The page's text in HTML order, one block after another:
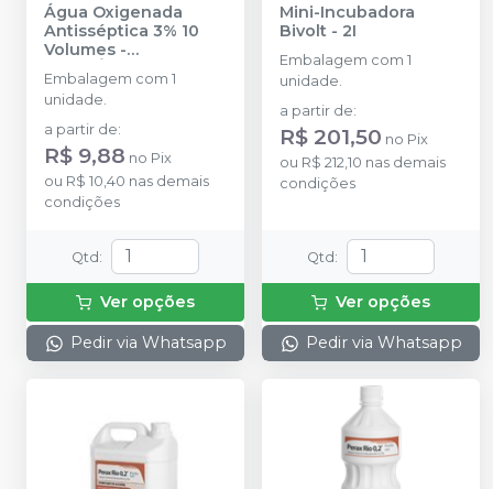
Água Oxigenada
Antisséptica 3% 10
Volumes -
RIOQUÍMICA
Embalagem com 1
unidade.
a partir de:
R$ 9,88 no Pix
ou R$ 10,40 nas demais
condições
Qtd:
Ver opções
Pedir via Whatsapp
Mini-Incubadora
Bivolt - 2I
Embalagem com 1
unidade.
a partir de:
R$ 201,50 no Pix
ou R$ 212,10 nas demais
condições
Qtd:
Ver opções
Pedir via Whatsapp